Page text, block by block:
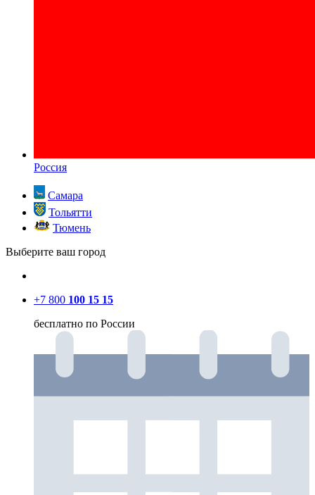
Россия
Самара
Тольятти
Тюмень
Выберите ваш город
+7 800 100 15 15
бесплатно по России